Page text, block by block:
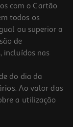
com o Cartão
todos os
ou superior a
de
incluídos nas
do dia da
Ao valor das
a utilização